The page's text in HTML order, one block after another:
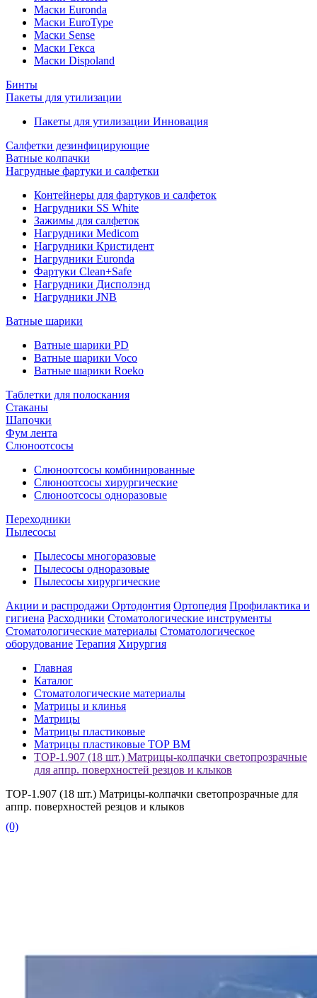
Маски Euronda
Маски EuroType
Маски Sense
Маски Гекса
Маски Dispoland
Бинты
Пакеты для утилизации
Пакеты для утилизации Инновация
Салфетки дезинфицирующие
Ватные колпачки
Нагрудные фартуки и салфетки
Контейнеры для фартуков и салфеток
Нагрудники SS White
Зажимы для салфеток
Нагрудники Medicom
Нагрудники Кристидент
Нагрудники Euronda
Фартуки Clean+Safe
Нагрудники Дисполэнд
Нагрудники JNB
Ватные шарики
Ватные шарики PD
Ватные шарики Voco
Ватные шарики Roeko
Таблетки для полоскания
Стаканы
Шапочки
Фум лента
Слюноотсосы
Слюноотсосы комбинированные
Слюноотсосы хирургические
Слюноотсосы одноразовые
Переходники
Пылесосы
Пылесосы многоразовые
Пылесосы одноразовые
Пылесосы хирургические
Акции и распродажи Ортодонтия Ортопедия Профилактика и
гигиена Расходники Стоматологические инструменты
Стоматологические материалы Стоматологическое
оборудование Терапия Хирургия
Главная
Каталог
Стоматологические материалы
Матрицы и клинья
Матрицы
Матрицы пластиковые
Матрицы пластиковые ТОР ВМ
ТОР-1.907 (18 шт.) Матрицы-колпачки светопрозрачные
для аппр. поверхностей резцов и клыков
ТОР-1.907 (18 шт.) Матрицы-колпачки светопрозрачные для
аппр. поверхностей резцов и клыков
(0)